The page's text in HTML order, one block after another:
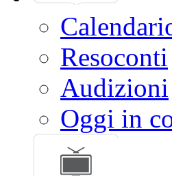
Resoconti
Audizioni
Oggi in